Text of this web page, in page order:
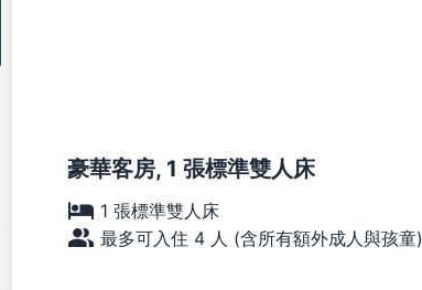
豪華客房, 1 張標準雙人床
1 張標準雙人床
最多可入住 4 人 (含所有額外成人與孩童)